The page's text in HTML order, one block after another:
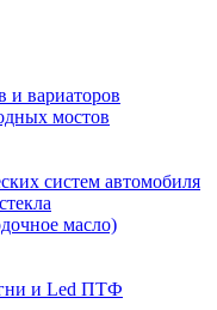
вариаторов
мостов
систем автомобиля
масло)
и Led ПТФ